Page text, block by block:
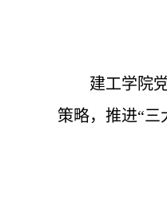
建工学院
策略，推进“三